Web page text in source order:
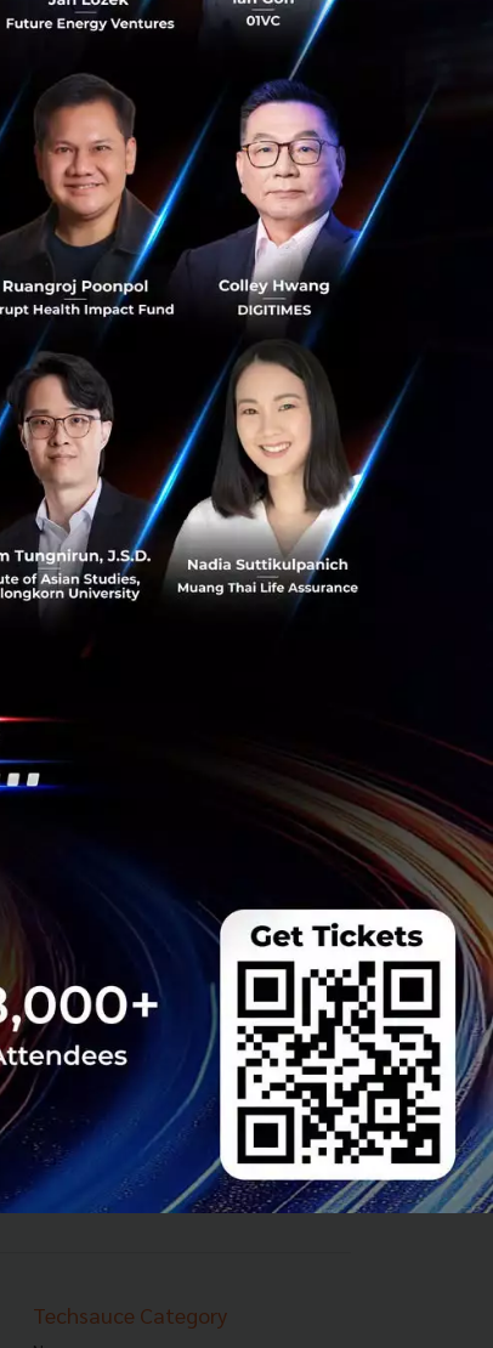
Techsauce Category